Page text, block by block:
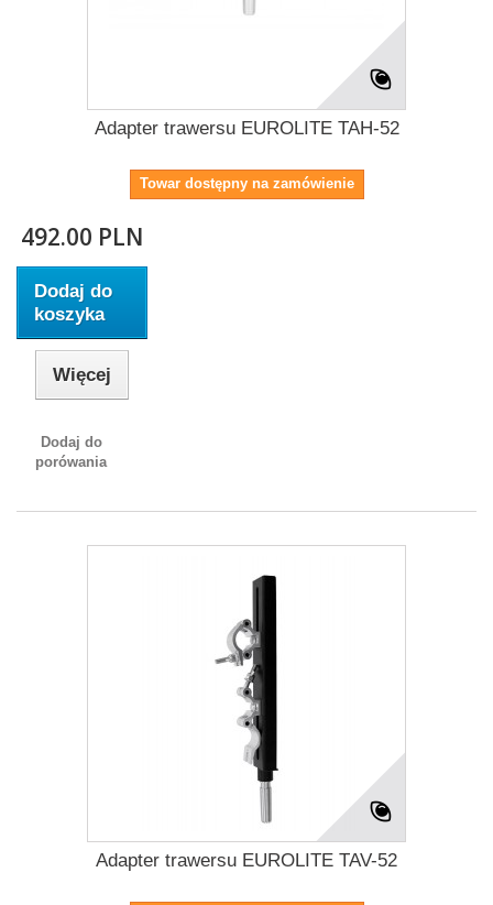
Adapter trawersu EUROLITE TAH-52
Towar dostępny na zamówienie
492.00 PLN
Dodaj do
koszyka
Więcej
Dodaj do
porówania
Adapter trawersu EUROLITE TAV-52